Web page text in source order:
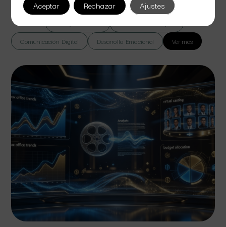
Comunicación Digital
Desarrollo Emocional Ver más
Aceptar Rechazar Ajustes